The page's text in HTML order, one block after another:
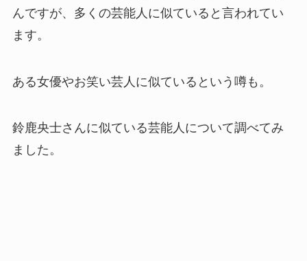
んですが、多くの芸能人に似ていると言われてい
ます。
ある女優やお笑い芸人に似ているという噂も。
鈴鹿央士さんに似ている芸能人について調べてみ
ました。